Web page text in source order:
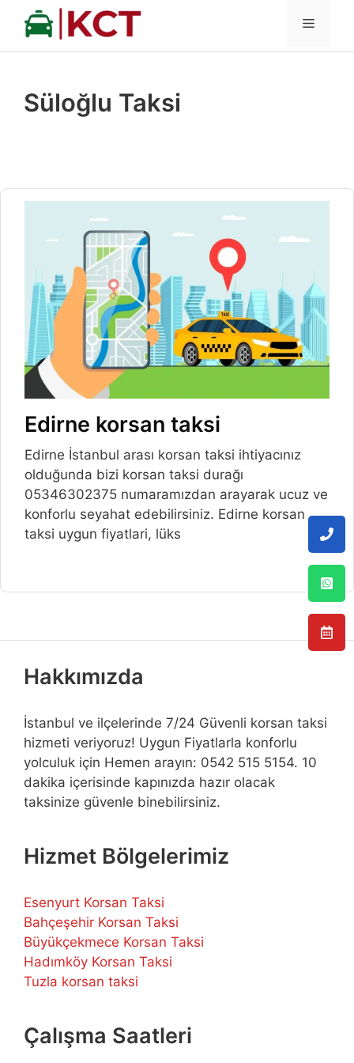
İçeriğe
MENÜ
Süloğlu Taksi
Edirne korsan taksi
Edirne İstanbul arası korsan taksi ihtiyacınız
olduğunda bizi korsan taksi durağı
05346302375 numaramızdan arayarak ucuz ve
konforlu seyahat edebilirsiniz. Edirne korsan
taksi uygun fiyatlari, lüks
Hakkımızda
İstanbul ve ilçelerinde 7/24 Güvenli korsan taksi
hizmeti veriyoruz! Uygun Fiyatlarla konforlu
yolculuk için Hemen arayın: 0542 515 5154. 10
dakika içerisinde kapınızda hazır olacak
taksinize güvenle binebilirsiniz.
Hizmet Bölgelerimiz
Esenyurt Korsan Taksi
Bahçeşehir Korsan Taksi
Büyükçekmece Korsan Taksi
Hadımköy Korsan Taksi
Tuzla korsan taksi
Çalışma Saatleri